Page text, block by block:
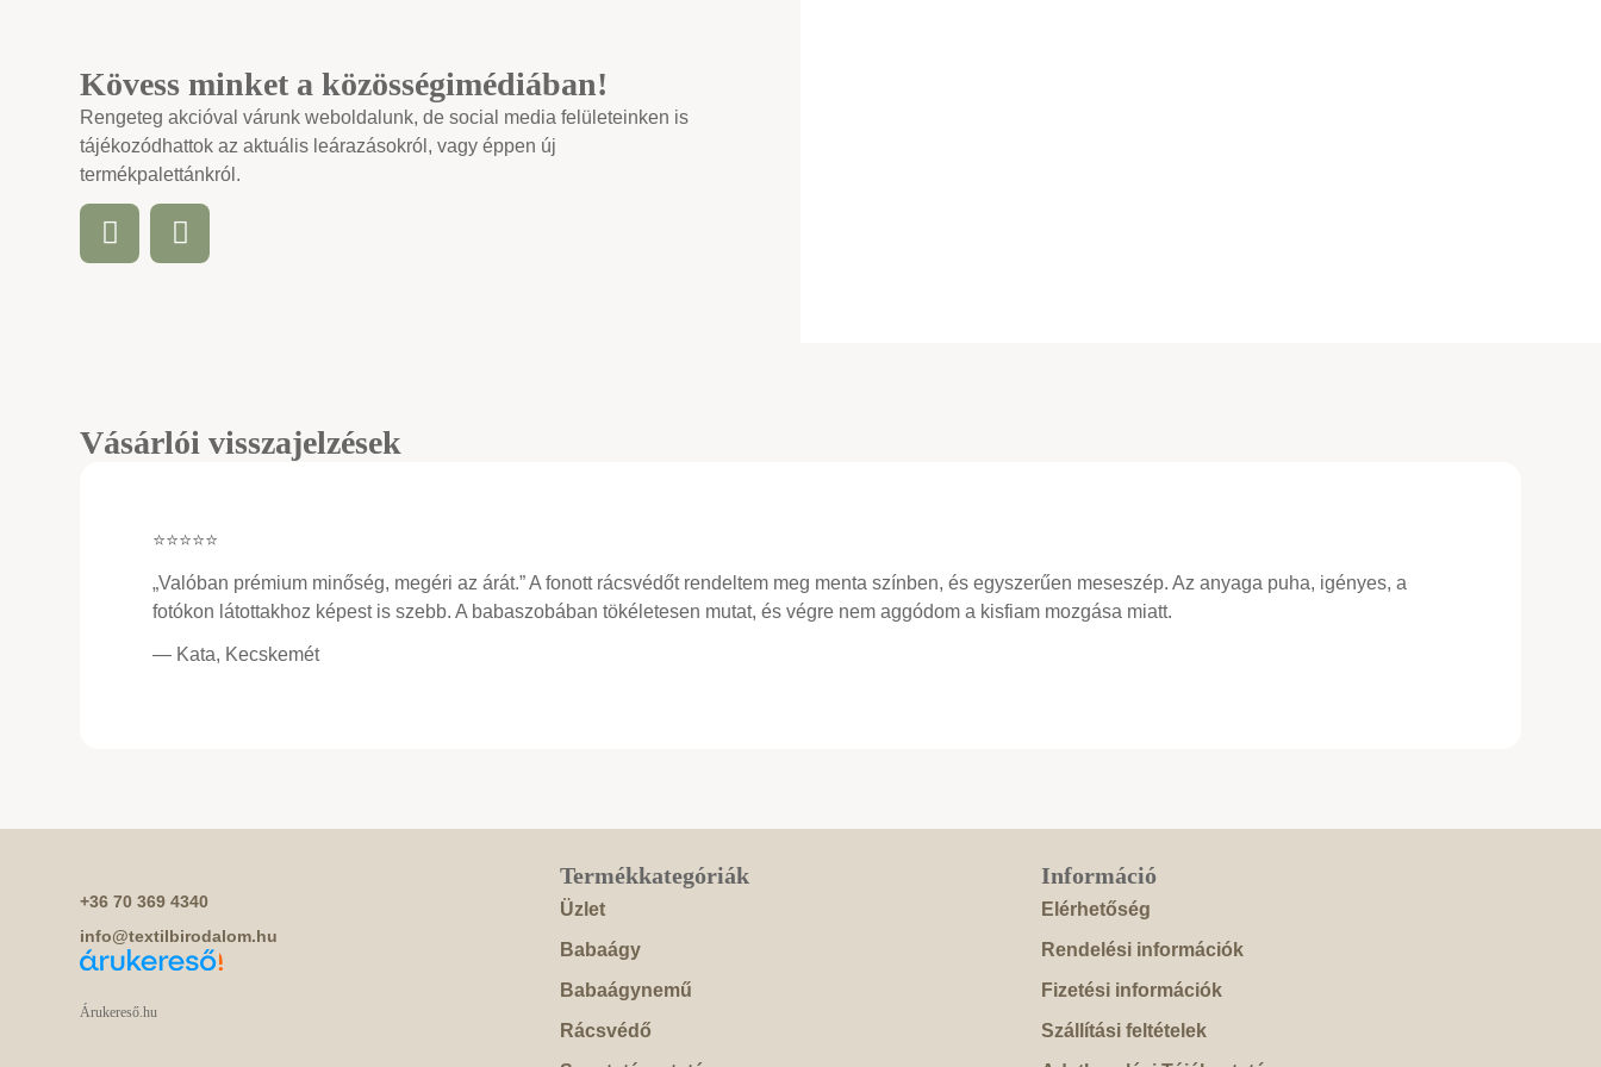
Kövess minket a közösségimédiában!
Rengeteg akcióval várunk weboldalunk, de social media felületeinken is
tájékozódhattok az aktuális leárazásokról, vagy éppen új
termékpalettánkról.
Vásárlói visszajelzések
⭐⭐⭐⭐⭐
„Valóban prémium minőség, megéri az árát.” A fonott rácsvédőt rendeltem meg menta színben, és egyszerűen meseszép. Az anyaga puha, igényes, a
fotókon látottakhoz képest is szebb. A babaszobában tökéletesen mutat, és végre nem aggódom a kisfiam mozgása miatt.
— Kata, Kecskemét
+36 70 369 4340
info@textilbirodalom.hu
Árukereső.hu
Termékkategóriák
Üzlet
Babaágy
Babaágynemű
Rácsvédő
Információ
Elérhetőség
Rendelési információk
Fizetési információk
Szállítási feltételek